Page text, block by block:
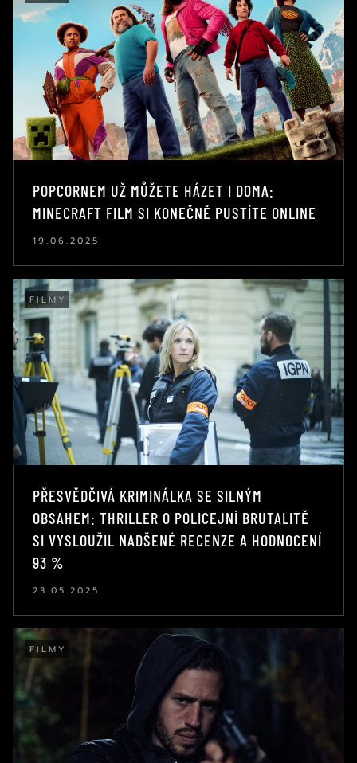
POPCORNEM UŽ MŮŽETE HÁZET I DOMA:
MINECRAFT FILM SI KONEČNĚ PUSTÍTE ONLINE
19.06.2025
FILMY
PŘESVĚDČIVÁ KRIMINÁLKA SE SILNÝM
OBSAHEM: THRILLER O POLICEJNÍ BRUTALITĚ
SI VYSLOUŽIL NADŠENÉ RECENZE A HODNOCENÍ
93 %
23.05.2025
FILMY